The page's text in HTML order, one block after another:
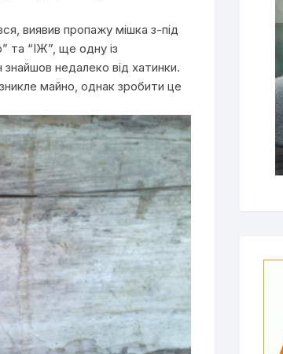
виявив пропажу мішка з-під
та “ІЖ”, ще одну із
знайшов недалеко від хатинки.
майно, однак зробити це